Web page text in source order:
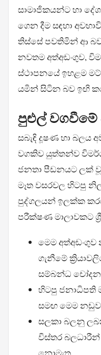
සාමාජිකයන්ට හා
ගෙන දීම සඳහා
තිස්සේ පවතිමින් ආ
නවතම අත්අඩංගුව,
ස්ථාපනයේ ඉහළම
යමින් සිටින බව ඉඟි
පුළුල්
සබැඳි දූෂණ හා බලය
වගකිව යුත්තන්ව
ජනතා පීඩනයට ලක් වූ
මෑත වසරවල හිටපු
පුද්ගලයන් ඉලක්ක
පරීක්ෂණ මාලාවකට
මෙම අත්අඩංගුව
ගැනීමේ
සම්බන්ධ
හිටපු ජනාධිපති
සමඟ මෙම
සලකා බලනු
විස්තර